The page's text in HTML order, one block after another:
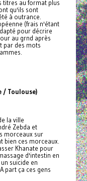
titres au format plus
qu'ils sont
à outrance.
(frais n'étant
pour décrire
au grnd après
par des mots
/ Toulouse)
la ville
Zebda et
morceaux sur
bien ces morceaux.
Khanate pour
d'intestin en
suicide en
part ça ces gens